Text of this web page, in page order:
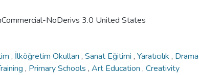
NoDerivs 3.0 United States
, İlköğretim Okulları , Sanat Eğitimi , Yaratıcılık , Drama
, Primary Schools , Art Education , Creativity